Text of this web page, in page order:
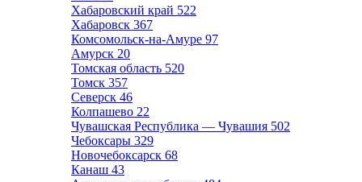
Хабаровский край 522
Хабаровск 367
Комсомольск-на-Амуре 97
Амурск 20
Томская область 520
Томск 357
Северск 46
Колпашево 22
Чувашская Республика — Чувашия 502
Чебоксары 329
Новочебоксарск 68
Канаш 43